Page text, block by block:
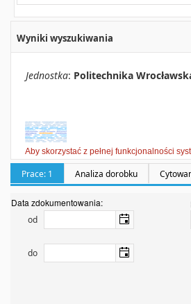
Wyniki wyszukiwania
Jednostka: Politechnika
Aby skorzystać z pełnej funkcjonalności
Prace: 1 Analiza dorobku
Data zdokumentowania:
od
do